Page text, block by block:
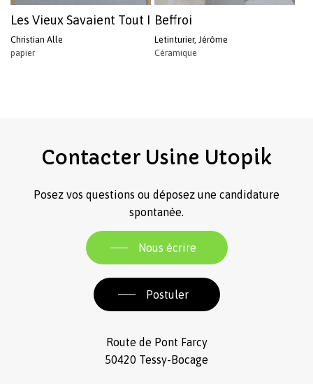
Les Vieux Savaient Tout I
Christian Alle
papier
Beffroi
Letinturier, Jérôme
Céramique
Contacter Usine Utopik
Posez vos questions ou déposez une candidature
spontanée.
Nous écrire
Postuler
Route de Pont Farcy
50420 Tessy-Bocage